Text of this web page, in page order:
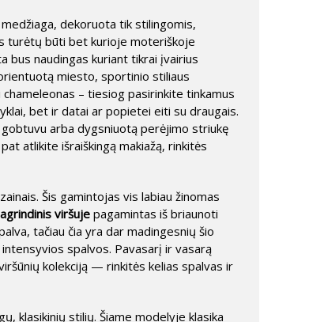
dekoruota tik stilingomis,
turėtų būti bet kurioje moteriškoje
bus naudingas kuriant tikrai įvairius
miesto, sportinio stiliaus
– tiesiog pasirinkite tinkamus
bet ir datai ar popietei eiti su draugais.
arba dygsniuotą perėjimo striukę
atlikite išraiškingą makiažą, rinkitės
Šis gamintojas vis labiau žinomas
viršujepagamintas iš briaunoti
tačiau čia yra dar madingesnių šio
spalvos. Pavasarį ir vasarą
kolekciją — rinkitės kelias spalvas ir
klasikinių stilių. Šiame modelyje klasika